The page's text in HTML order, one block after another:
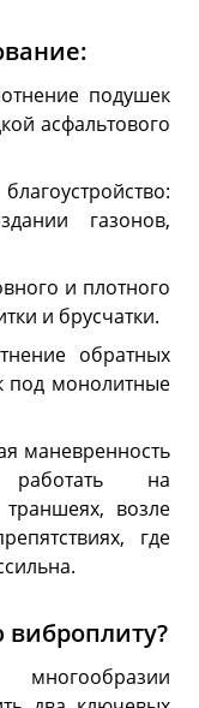
подушек
асфальтового
газонов,
и плотного
и брусчатки.
обратных
под монолитные
маневренность
работать на
возле
где